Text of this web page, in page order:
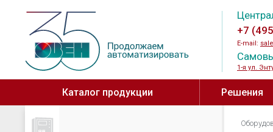
+7
E-mail:
1-я ул.
Каталог продукции
Контрольно-измерительные
Программируемые
Решения
Для